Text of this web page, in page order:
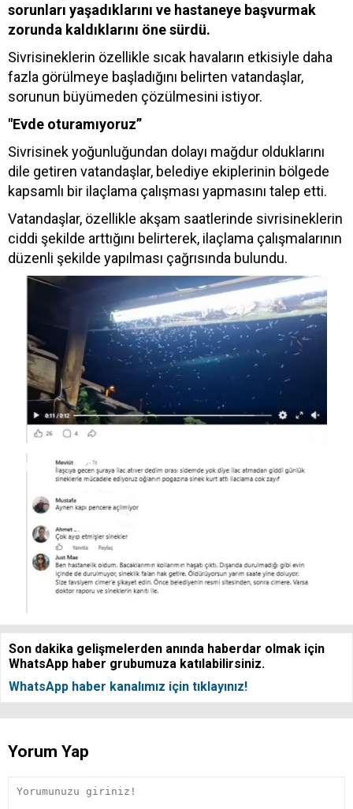
sorunları yaşadıklarını ve hastaneye başvurmak
zorunda kaldıklarını öne sürdü.
Sivrisineklerin özellikle sıcak havaların etkisiyle daha
fazla görülmeye başladığını belirten vatandaşlar,
sorunun büyümeden çözülmesini istiyor.
"Evde oturamıyoruz”
Sivrisinek yoğunluğundan dolayı mağdur olduklarını
dile getiren vatandaşlar, belediye ekiplerinin bölgede
kapsamlı bir ilaçlama çalışması yapmasını talep etti.
Vatandaşlar, özellikle akşam saatlerinde sivrisineklerin
ciddi şekilde arttığını belirterek, ilaçlama çalışmalarının
düzenli şekilde yapılması çağrısında bulundu.
Son dakika gelişmelerden anında haberdar olmak için
WhatsApp haber grubumuza katılabilirsiniz.
WhatsApp haber kanalımız için tıklayınız!
Yorum Yap